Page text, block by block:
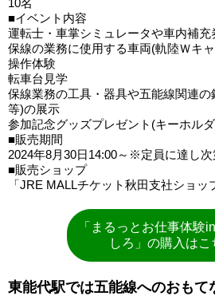
■イベント内容
運転士・車掌シミュレータや車内補充
保線の業務に使用する車両(軌陸Ｗキ
操作体験
転車台見学
保線業務の工具・器具や五能線関連
等)の展示
参加記念グッズプレゼント(キーホル
■販売期間
2024年8月30日14:00～※定員に達し
■販売ショップ
「JRE MALLチケット秋田支社ショッ
「まるっとお仕事体験
しろ」の購入はこ
東能代駅では五能線へのおもて